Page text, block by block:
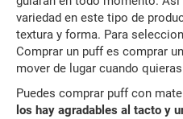
variedad en este tipo de
textura y forma. Para
Comprar un puff es comprar
mover de lugar cuando
Puedes comprar puff con
los hay agradables al tacto y